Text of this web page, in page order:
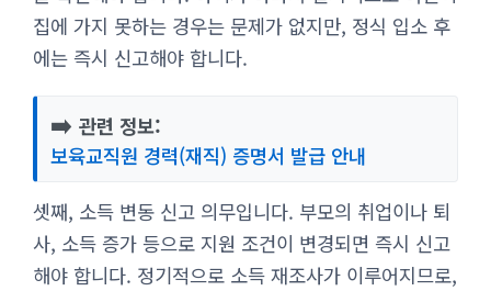
집에 가지 못하는 경우는 문제가 없지만, 정식 입소 후
에는 즉시 신고해야 합니다.
➡️ 관련 정보:
보육교직원 경력(재직) 증명서 발급 안내
셋째, 소득 변동 신고 의무입니다. 부모의 취업이나 퇴
사, 소득 증가 등으로 지원 조건이 변경되면 즉시 신고
해야 합니다. 정기적으로 소득 재조사가 이루어지므로,